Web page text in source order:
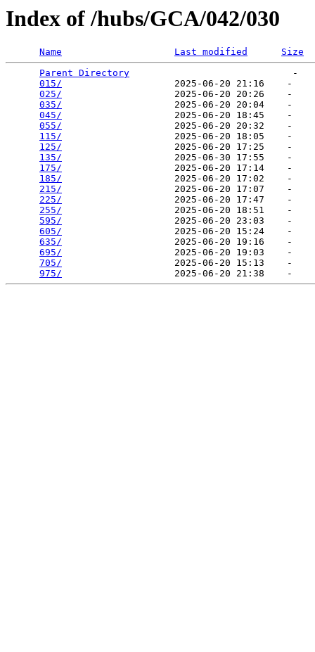
Index of /hubs/GCA/042/030
Name Last modified
Size
Parent Directory
                             -
015/
                    2025-06-20 21:16    -
025/
                    2025-06-20 20:26    -
035/
                    2025-06-20 20:04    -
045/
                    2025-06-20 18:45    -
055/
                    2025-06-20 20:32    -
115/
                    2025-06-20 18:05    -
125/
                    2025-06-20 17:25    -
135/
                    2025-06-30 17:55    -
175/
                    2025-06-20 17:14    -
185/
                    2025-06-20 17:02    -
215/
                    2025-06-20 17:07    -
225/
                    2025-06-20 17:47    -
255/
                    2025-06-20 18:51    -
595/
                    2025-06-20 23:03    -
605/
                    2025-06-20 15:24    -
635/
                    2025-06-20 19:16    -
695/
                    2025-06-20 19:03    -
705/
                    2025-06-20 15:13    -
975/